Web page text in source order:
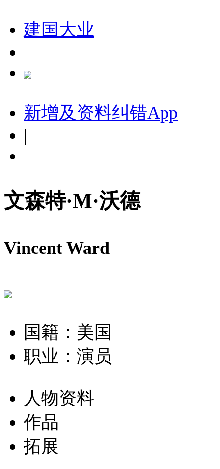
建国大业
新增及资料纠错App
|
文森特·M·沃德
Vincent Ward
国籍：美国
职业：演员
人物资料
作品
拓展